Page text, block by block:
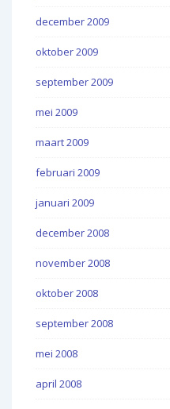
december 2009
oktober 2009
september 2009
mei 2009
maart 2009
februari 2009
januari 2009
december 2008
november 2008
oktober 2008
september 2008
mei 2008
april 2008